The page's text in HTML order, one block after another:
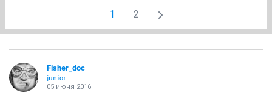
1 2
Fisher_doc
junior
05 июня 2016